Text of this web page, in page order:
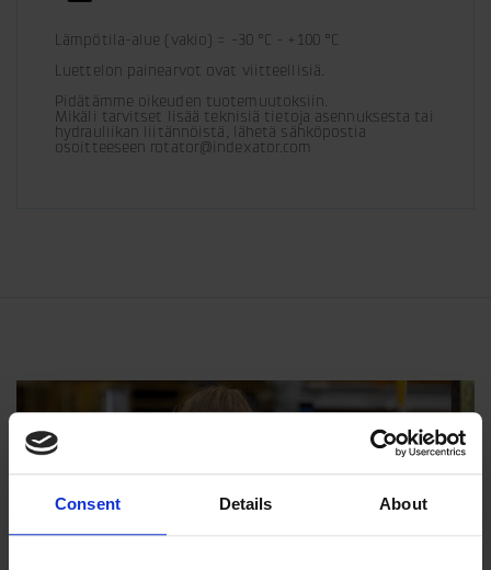
Consent Details About
Lämpötila-alue (vakio) = -30 °C - +100 °C
Luettelon painearvot ovat viitteellisiä.
Pidätämme oikeuden tuotemuutoksiin.
Mikäli tarvitset lisää teknisiä tietoja asennuksesta tai
hydrauliikan liitännöistä, lähetä sähköpostia
osoitteeseen rotator@indexator.com